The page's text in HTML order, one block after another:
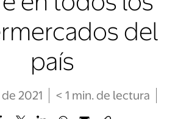
del
país
2021 < 1 min. de lectura